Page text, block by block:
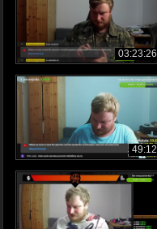
03:23:26
49:12